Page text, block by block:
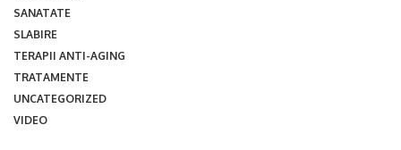
SANATATE
SLABIRE
TERAPII ANTI-AGING
TRATAMENTE
UNCATEGORIZED
VIDEO